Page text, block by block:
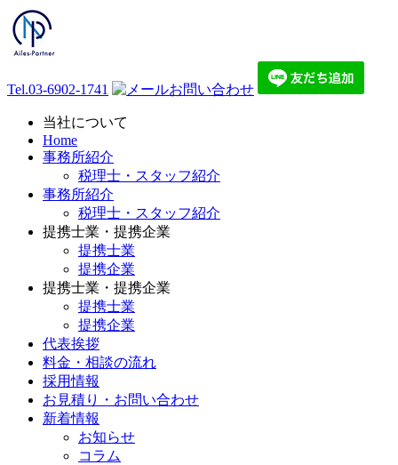
Tel.03-6902-1741 お問い合わせ
当社について
Home
事務所紹介
税理士・スタッフ紹介
事務所紹介
税理士・スタッフ紹介
提携士業・提携企業
提携士業
提携企業
提携士業・提携企業
提携士業
提携企業
代表挨拶
料金・相談の流れ
採用情報
お見積り・お問い合わせ
新着情報
お知らせ
コラム